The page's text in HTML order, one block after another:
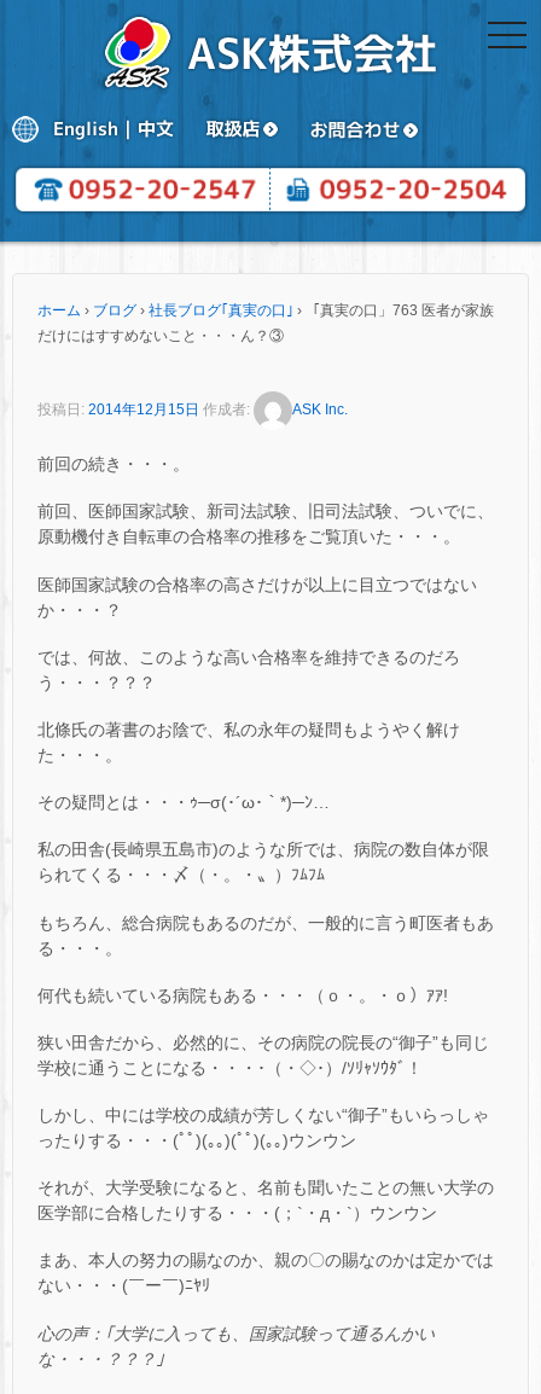
ホーム › ブログ › 社長ブログ｢真実の口｣ ›
「真実の口」763 医者が家族
だけにはすすめないこと・・・ん？③
投稿日: 2014年12月15日 作成者: ASK Inc.
前回の続き・・・。
前回、医師国家試験、新司法試験、旧司法試験、ついでに、
原動機付き自転車の合格率の推移をご覧頂いた・・・。
医師国家試験の合格率の高さだけが以上に目立つではない
か・・・？
では、何故、このような高い合格率を維持できるのだろ
う・・・？？？
北條氏の著書のお陰で、私の永年の疑問もようやく解け
た・・・。
その疑問とは・・・ｩ─σ(･´ω･｀*)─ﾝ…
私の田舎(長崎県五島市)のような所では、病院の数自体が限
られてくる・・・〆（・。・〟）ﾌﾑﾌﾑ
もちろん、総合病院もあるのだが、一般的に言う町医者もあ
る・・・。
何代も続いている病院もある・・・（ｏ・。・ｏ）ｱｱ!
狭い田舎だから、必然的に、その病院の院長の“御子”も同じ
学校に通うことになる・・・･（・◇･）/ｿﾘｬｿｳﾀﾞ！
しかし、中には学校の成績が芳しくない“御子”もいらっしゃ
ったりする・・・(ﾟﾟ)(｡｡)(ﾟﾟ)(｡｡)ウンウン
それが、大学受験になると、名前も聞いたことの無い大学の
医学部に合格したりする・・・(；`・д・`）ウンウン
まあ、本人の努力の賜なのか、親の〇の賜なのかは定かでは
ない・・・(￣ー￣)ﾆﾔﾘ
心の声：｢大学に入っても、国家試験って通るんかい
な・・・？？？｣